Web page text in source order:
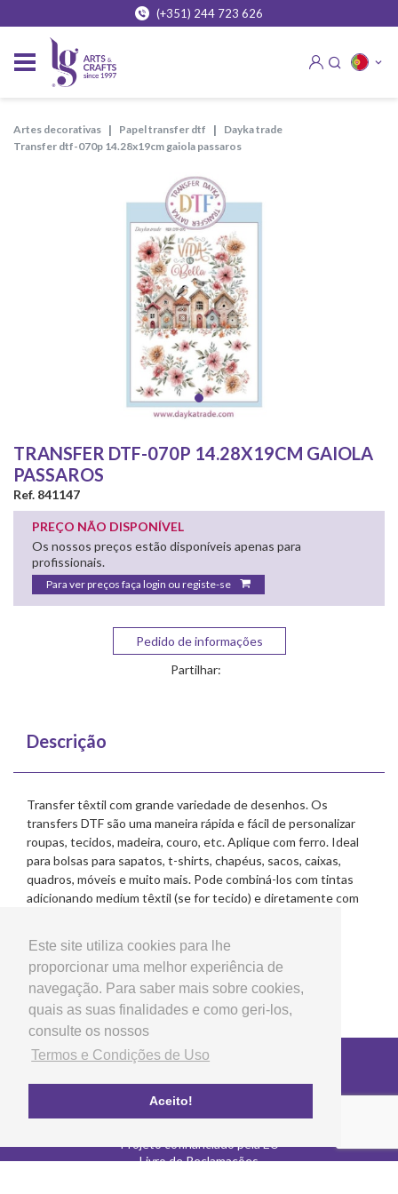
Este site utiliza cookies para lhe
proporcionar uma melhor experiência de
navegação. Para saber mais sobre cookies,
quais as suas finalidades e como geri-los,
consulte os nossos
Termos e Condições de Uso
Aceito!
(+351) 244 723 626
artes decorativas papel transfer dtf
dayka trade
transfer dtf-070p 14.28x19cm gaiola passaros
TRANSFER DTF-070P 14.28X19CM GAIOLA
PASSAROS
Ref. 841147
PREÇO NÃO DISPONÍVEL
Os nossos preços estão disponíveis apenas para
profissionais.
Para ver preços faça login ou registe-se
Pedido de informações
Partilhar:
Descrição
Transfer têxtil com grande variedade de desenhos. Os
transfers DTF são uma maneira rápida e fácil de personalizar
roupas, tecidos, madeira, couro, etc. Aplique com ferro. Ideal
para bolsas para sapatos, t-shirts, chapéus, sacos, caixas,
quadros, móveis e muito mais. Pode combiná-los com tintas
adicionando medium têxtil (se for tecido) e diretamente com
Copyright © 2026 LG Arts Crafts Todos os direitos
Termos e Condições de Uso
FAQ's
Projeto cofinanciado pela EU
Livro de Reclamações